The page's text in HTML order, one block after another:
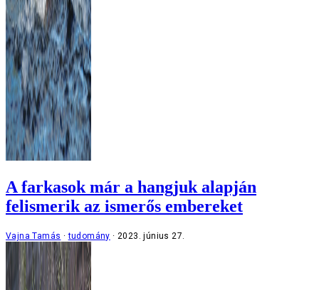
A farkasok már a hangjuk alapján
felismerik az ismerős embereket
Vajna Tamás tudomány 2023. június 27.